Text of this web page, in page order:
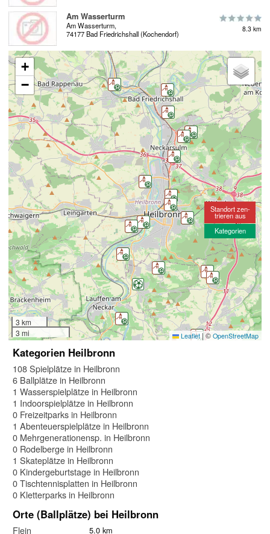
Am Wasserturm
Am Wasserturm,
74177 Bad Friedrichshall (Kochendorf)
8.3 km
+
−
3 km
3 mi
Leaflet |© OpenStreetMap
Standort zen-
trieren aus
Kategorien
Kategorien Heilbronn
108 Spielplätze in Heilbronn
6 Ballplätze in Heilbronn
1 Wasserspielplätze in Heilbronn
1 Indoorspielplätze in Heilbronn
0 Freizeitparks in Heilbronn
1 Abenteuerspielplätze in Heilbronn
0 Mehrgenerationensp. in Heilbronn
0 Rodelberge in Heilbronn
1 Skateplätze in Heilbronn
0 Kindergeburtstage in Heilbronn
0 Tischtennisplatten in Heilbronn
0 Kletterparks in Heilbronn
Orte (Ballplätze) bei Heilbronn
Flein 5.0 km